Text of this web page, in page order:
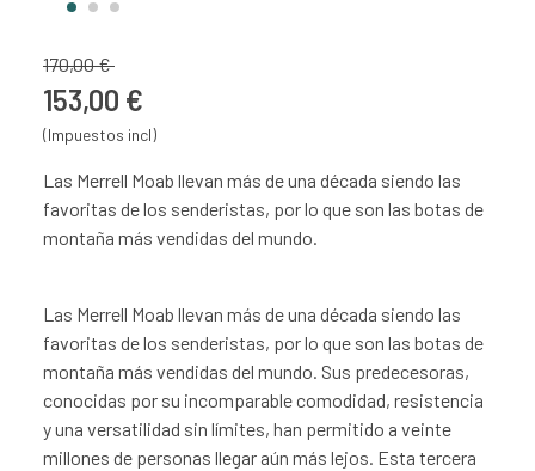
170,00 €
153,00 €
(Impuestos incl)
Las Merrell Moab llevan más de una década siendo las
favoritas de los senderistas, por lo que son las botas de
montaña más vendidas del mundo.
Las Merrell Moab llevan más de una década siendo las
favoritas de los senderistas, por lo que son las botas de
montaña más vendidas del mundo. Sus predecesoras,
conocidas por su incomparable comodidad, resistencia
y una versatilidad sin límites, han permitido a veinte
millones de personas llegar aún más lejos. Esta tercera